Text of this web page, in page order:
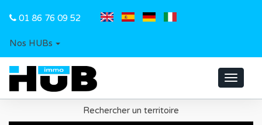
01 86 76 09 52
Nos HUBs
Toggle
Rechercher un territoire